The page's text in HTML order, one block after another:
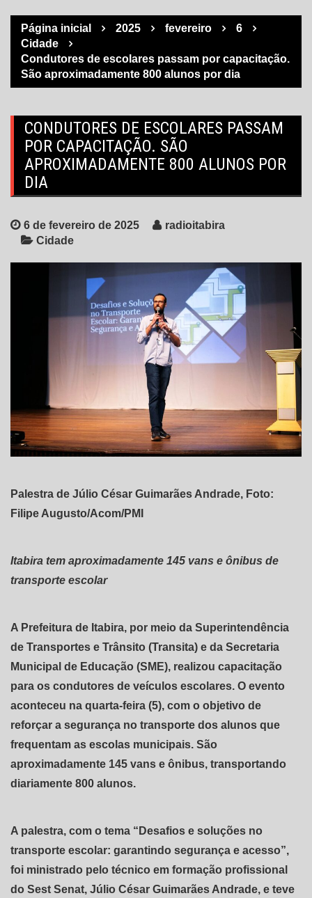
Página inicial 2025 fevereiro
6
Cidade
Condutores de escolares passam por capacitação.
São aproximadamente 800 alunos por dia
CONDUTORES DE ESCOLARES PASSAM
POR CAPACITAÇÃO. SÃO
APROXIMADAMENTE 800 ALUNOS POR
DIA
6 de fevereiro de 2025
radioitabira
Cidade
Palestra de Júlio César Guimarães Andrade, Foto:
Filipe Augusto/Acom/PMI
Itabira tem aproximadamente 145 vans e ônibus de
transporte escolar
A Prefeitura de Itabira, por meio da Superintendência
de Transportes e Trânsito (Transita) e da Secretaria
Municipal de Educação (SME), realizou capacitação
para os condutores de veículos escolares. O evento
aconteceu na quarta-feira (5), com o objetivo de
reforçar a segurança no transporte dos alunos que
frequentam as escolas municipais. São
aproximadamente 145 vans e ônibus, transportando
diariamente 800 alunos.
A palestra, com o tema “Desafios e soluções no
transporte escolar: garantindo segurança e acesso”,
foi ministrado pelo técnico em formação profissional
do Sest Senat, Júlio César Guimarães Andrade, e teve